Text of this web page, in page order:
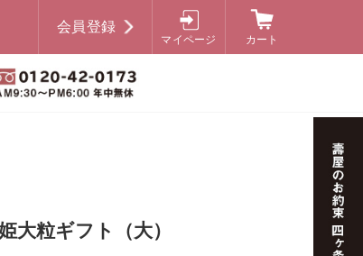
会員登録
マイページ カート
大粒ギフト（大）